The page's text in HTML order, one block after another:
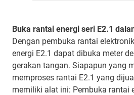
Buka rantai energi seri E2.1
Dengan pembuka rantai
energi E2.1 dapat dibuka meter
gerakan tangan. Siapapun yang
memproses rantai E2.1 yang
memiliki alat ini: Pembuka rantai